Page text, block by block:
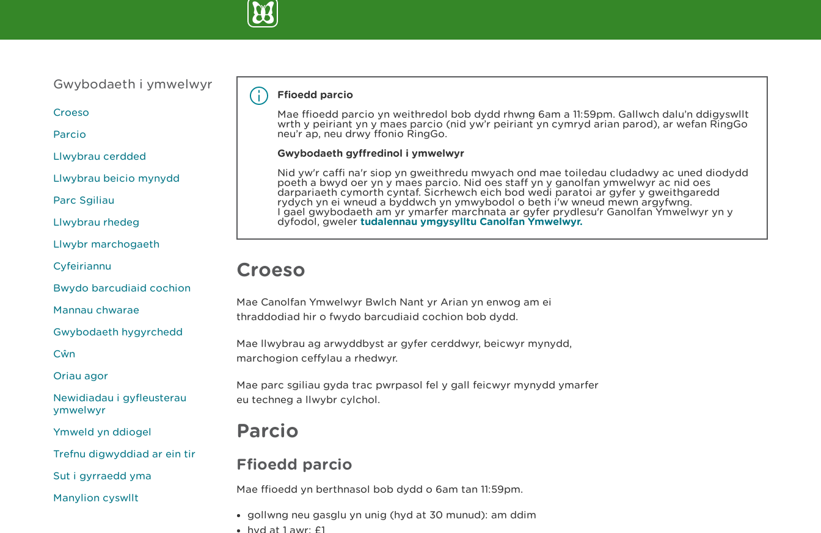
Gwybodaeth i ymwelwyr
Croeso
Parcio
Llwybrau cerdded
Llwybrau beicio mynydd
Parc Sgiliau
Llwybrau rhedeg
Llwybr marchogaeth
Cyfeiriannu
Bwydo barcudiaid cochion
Mannau chwarae
Gwybodaeth hygyrchedd
Cŵn
Oriau agor
Newidiadau i gyfleusterau
ymwelwyr
Ymweld yn ddiogel
Trefnu digwyddiad ar ein tir
Sut i gyrraedd yma
Manylion cyswllt
Ffioedd parcio
Mae ffioedd parcio yn weithredol bob dydd rhwng 6am a 11:59pm. Gallwch dalu’n ddigyswllt
wrth y peiriant yn y maes parcio (nid yw’r peiriant yn cymryd arian parod), ar wefan RingGo
neu’r ap, neu drwy ffonio RingGo.
Gwybodaeth gyffredinol i ymwelwyr
Nid yw'r caffi na'r siop yn gweithredu mwyach ond mae toiledau cludadwy ac uned diodydd
poeth a bwyd oer yn y maes parcio. Nid oes staff yn y ganolfan ymwelwyr ac nid oes
darpariaeth cymorth cyntaf. Sicrhewch eich bod wedi paratoi ar gyfer y gweithgaredd
rydych yn ei wneud a byddwch yn ymwybodol o beth i'w wneud mewn argyfwng.
I gael gwybodaeth am yr ymarfer marchnata ar gyfer prydlesu'r Ganolfan Ymwelwyr yn y
dyfodol, gweler tudalennau ymgysylltu Canolfan Ymwelwyr.
Croeso
Mae Canolfan Ymwelwyr Bwlch Nant yr Arian yn enwog am ei
thraddodiad hir o fwydo barcudiaid cochion bob dydd.
Mae llwybrau ag arwyddbyst ar gyfer cerddwyr, beicwyr mynydd,
marchogion ceffylau a rhedwyr.
Mae parc sgiliau gyda trac pwrpasol fel y gall feicwyr mynydd ymarfer
eu techneg a llwybr cylchol.
Parcio
Ffioedd parcio
Mae ffioedd yn berthnasol bob dydd o 6am tan 11:59pm.
gollwng neu gasglu yn unig (hyd at 30 munud): am ddim
hyd at 1 awr: £1